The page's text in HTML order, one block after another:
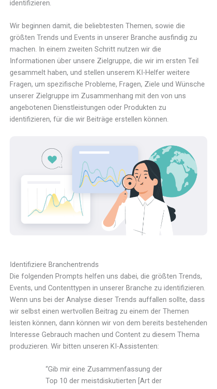
identifizieren.
Wir beginnen damit, die beliebtesten Themen, sowie die
größten Trends und Events in unserer Branche ausfindig zu
machen. In einem zweiten Schritt nutzen wir die
Informationen über unsere Zielgruppe, die wir im ersten Teil
gesammelt haben, und stellen unserem KI-Helfer weitere
Fragen, um spezifische Probleme, Fragen, Ziele und Wünsche
unserer Zielgruppe im Zusammenhang mit den von uns
angebotenen Dienstleistungen oder Produkten zu
identifizieren, für die wir Beiträge erstellen können.
Identifiziere Branchentrends
Die folgenden Prompts helfen uns dabei, die größten Trends,
Events, und Contenttypen in unserer Branche zu identifizieren.
Wenn uns bei der Analyse dieser Trends auffallen sollte, dass
wir selbst einen wertvollen Beitrag zu einem der Themen
leisten können, dann können wir von dem bereits bestehenden
Interesse Gebrauch machen und Content zu diesem Thema
produzieren. Wir bitten unseren KI-Assistenten:
“Gib mir eine Zusammenfassung der
Top 10 der meistdiskutierten [Art der